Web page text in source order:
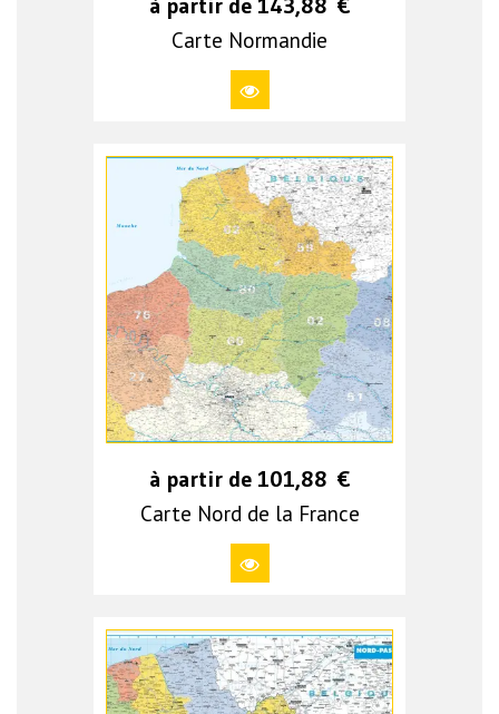
à partir de 143,88 €
Carte Normandie
à partir de 101,88 €
Carte Nord de la France